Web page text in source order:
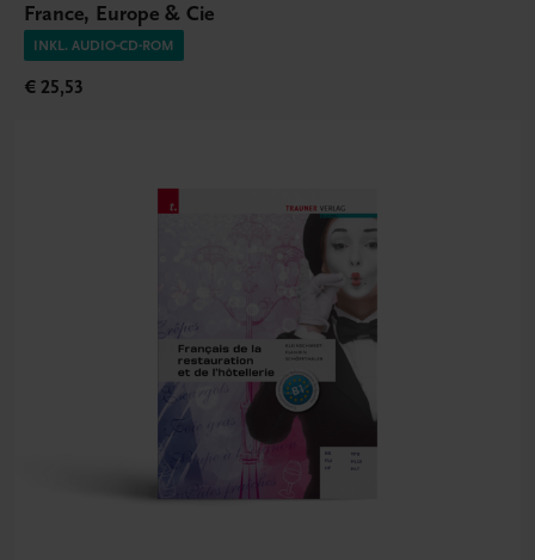
France, Europe & Cie
INKL. AUDIO-CD-ROM
€ 25,53